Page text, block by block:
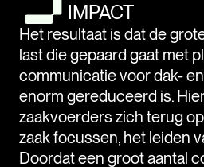
IMPACT
Het resultaat is dat de
last die gepaard gaat met
communicatie voor dak-
enorm gereduceerd is.
zaakvoerders zich terug
zaak focussen, het leiden
Doordat een groot aantal